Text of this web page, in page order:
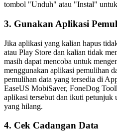
tombol "Unduh" atau "Instal"
3. Gunakan Aplikasi
Jika aplikasi yang kalian hapus
atau Play Store dan kalian tidak
masih dapat mencoba untuk
menggunakan aplikasi pemulihan
pemulihan data yang tersedia di
EaseUS MobiSaver, FoneDog
aplikasi tersebut dan ikuti petunjuk
yang hilang.
4. Cek Cadangan Data